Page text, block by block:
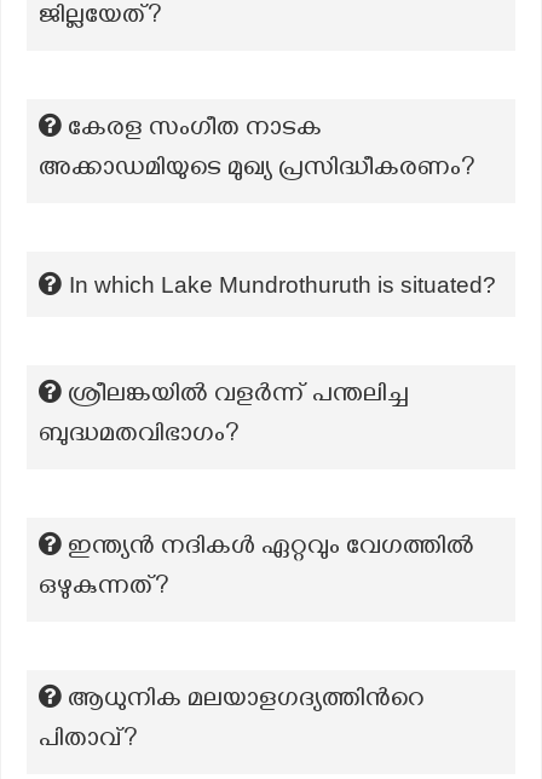
ജില്ലയേത്?
കേരള സംഗീത നാടക
അക്കാഡമിയുടെ മുഖ്യ പ്രസിദ്ധീകരണം?
In which Lake Mundrothuruth is situated?
ശ്രീലങ്കയിൽ വളർന്ന് പന്തലിച്ച
ബുദ്ധമതവിഭാഗം?
ഇന്ത്യൻ നദികൾ ഏറ്റവും വേഗത്തിൽ
ഒഴുകുന്നത്?
ആധുനിക മലയാളഗദ്യത്തിന്‍റെ
പിതാവ്?